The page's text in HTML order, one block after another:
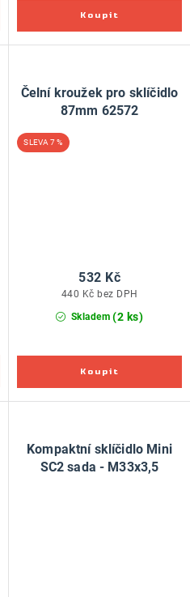
Čelní kroužek pro sklíčidlo
87mm 62572
7 %
Skladem (2 ks)
440 Kč bez DPH
532 Kč
Kompaktní sklíčidlo Mini
SC2 sada - M33x3,5